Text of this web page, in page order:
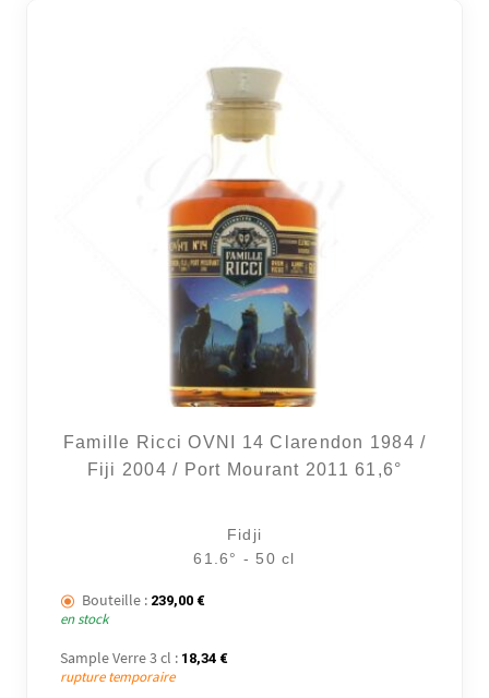
Famille Ricci OVNI 14 Clarendon 1984 /
Fiji 2004 / Port Mourant 2011 61,6°
Fidji
61.6° - 50 cl
Bouteille : 239,00 €
en stock
Sample Verre 3 cl : 18,34 €
rupture temporaire